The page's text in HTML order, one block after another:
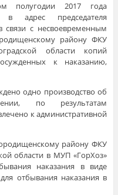
полугодии 2017 года
адрес председателя
связи с несвоевременным
району ФКУ
области копий
к наказанию,
одно производство об
по результатам
к административной
району ФКУ
области в МУП «ГорХоз»
наказания в виде
отбывания наказания в